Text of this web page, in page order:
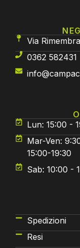
Via
0362 582431
Lun: 15:00 -
Mar-Ven:
15:00-19:30
Sab: 10:00 -
Spedizioni
Resi